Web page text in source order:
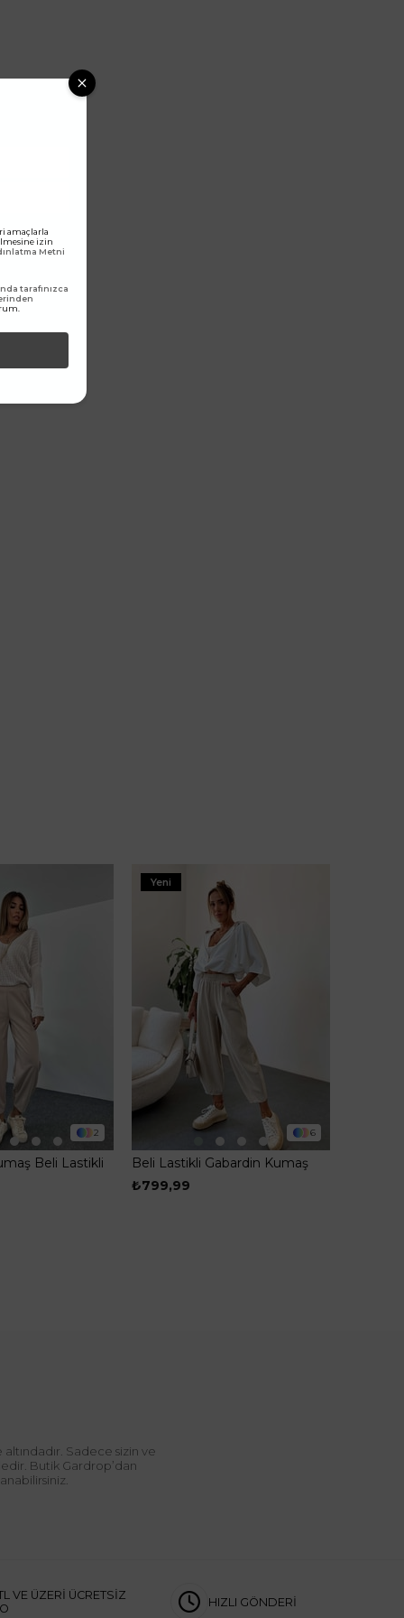
2
Beli Lastikli
Pantolon
6
Beli Lastikli Gabardin Kumaş
Şalvar Pantolon Taş
₺799,99
Yeni
Sadece sizin ve
Butik Gardrop’dan
VE ÜZERİ ÜCRETSİZ
HIZLI GÖNDERİ
amaçlarla
izin
Metni
tarafınızca